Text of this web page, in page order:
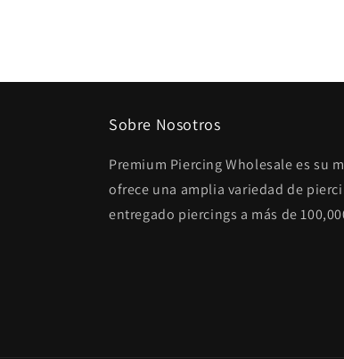
Sobre Nosotros
Premium Piercing Wholesale es su
ofrece una amplia variedad de
entregado piercings a más de